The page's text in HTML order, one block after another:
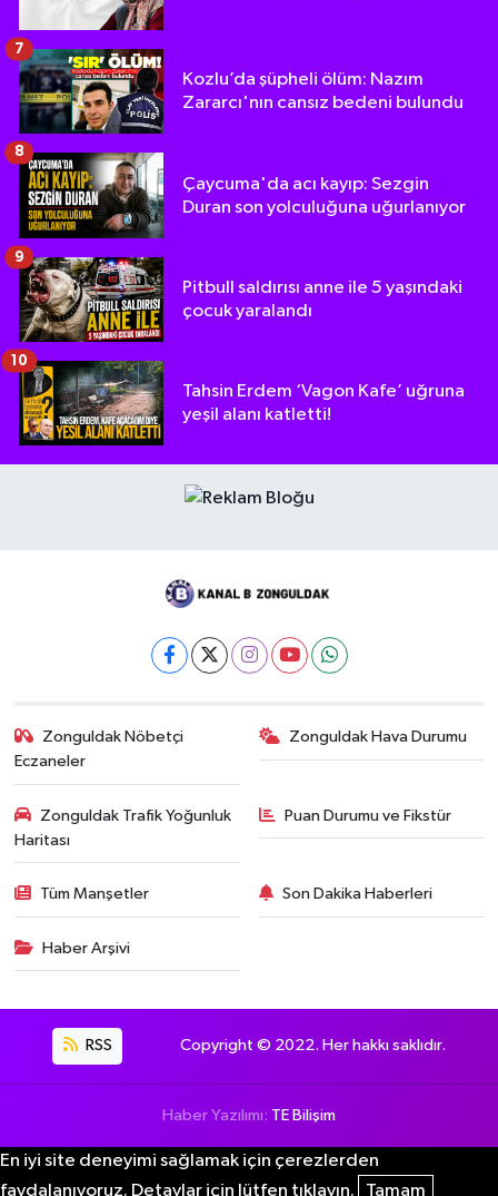
Kozlu’da şüpheli ölüm: Nazım
Zararcı'nın cansız bedeni bulundu
7
Çaycuma'da acı kayıp: Sezgin
Duran son yolculuğuna uğurlanıyor
8
Pitbull saldırısı anne ile 5 yaşındaki
çocuk yaralandı
9
Tahsin Erdem ‘Vagon Kafe’ uğruna
yeşil alanı katletti!
10
Zonguldak Nöbetçi
Eczaneler
Zonguldak Hava Durumu
Zonguldak Trafik Yoğunluk
Haritası
Puan Durumu ve Fikstür
Tüm Manşetler Son Dakika Haberleri
Haber Arşivi
RSS Copyright © 2022. Her hakkı saklıdır.
Haber Yazılımı: TE Bilişim
En iyi site deneyimi sağlamak için çerezlerden
faydalanıyoruz. Detaylar için lütfen tıklayın.
Tamam